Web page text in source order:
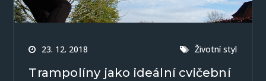
23. 12. 2018 Životní styl
Trampolíny jako ideální cvičební